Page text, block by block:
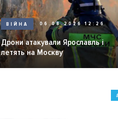
ВІЙНА 06.08.2026 12:26
Дрони атакували Ярославль і
летять на Москву